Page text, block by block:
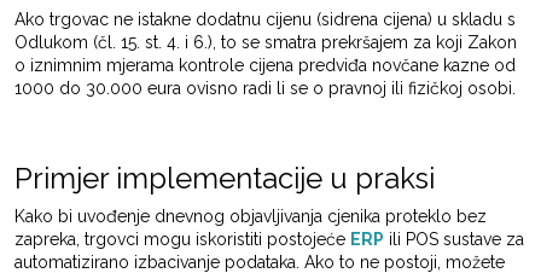
Ako trgovac ne istakne dodatnu cijenu (sidrena cijena) u skladu s
Odlukom (čl. 15. st. 4. i 6.), to se smatra prekršajem za koji Zakon
o iznimnim mjerama kontrole cijena predviđa novčane kazne od
1000 do 30.000 eura ovisno radi li se o pravnoj ili fizičkoj osobi.
Primjer implementacije u praksi
Kako bi uvođenje dnevnog objavljivanja cjenika proteklo bez
zapreka, trgovci mogu iskoristiti postojeće ERP ili POS sustave za
automatizirano izbacivanje podataka. Ako to ne postoji, možete